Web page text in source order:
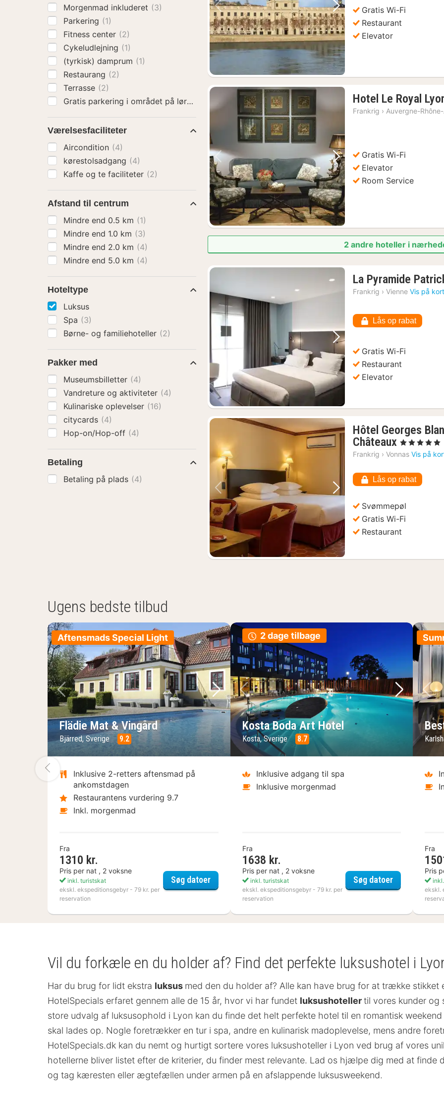
Forrige billede Næste billede
kr.
Gratis Wi-Fi
Restaurant
Elevator
Forrige billede Næste billede
Hotel Le Royal
Frankrig › Auvergne-
Gratis Wi-Fi
Elevator
Room Service
2 andre hoteller i
Forrige billede Næste billede
La Pyramide
Frankrig › Vienne Vis på kort
Lås op rabat
Gratis Wi-Fi
Restaurant
Elevator
Forrige billede Næste billede
Hôtel Georges
Châteaux 1
nat
2044
kr.
, 5 Stjerner
Frankrig › Vonnas Vis på
Lås op rabat
Svømmepøl
Gratis Wi-Fi
Restaurant
Morgenmad inkluderet (3)
Parkering (1)
Fitness center (2)
Cykeludlejning (1)
(tyrkisk) damprum (1)
Restaurang (2)
Terrasse (2)
Gratis parkering i området på lørdage og søndage (1)
Værelsesfaciliteter
Aircondition (4)
kørestolsadgang (4)
Kaffe og te faciliteter (2)
Afstand til centrum
Mindre end 0.5 km (1)
Mindre end 1.0 km (3)
Mindre end 2.0 km (4)
Mindre end 5.0 km (4)
Hoteltype
Luksus
Spa (3)
Børne- og familiehoteller (2)
Pakker med
Museumsbilletter (4)
Vandreture og aktiviteter (4)
Kulinariske oplevelser (16)
citycards (4)
Hop-on/Hop-off (4)
Betaling
Betaling på plads (4)
Ugens bedste tilbud
Aftensmads Special Light
Forrige billede
Næste billede
Flädie Mat & Vingård
Bjärred, Sverige 9.2
Inklusive 2-retters aftensmad på
ankomstdagen
Restaurantens vurdering 9.7
Inkl. morgenmad
Fra
1310 kr.
Pris per nat , 2 voksne
inkl. turistskat
ekskl. ekspeditionsgebyr - 79 kr. per
reservation
Søg datoerFlädie Mat & Vingård
2 dage tilbage
Forrige billede
Næste
Kosta Boda Art Hotel
Kosta, Sverige 8.7
Inklusive adgang til spa
Inklusive morgenmad
Fra
1638 kr.
Pris per nat , 2 voksne
inkl. turistskat
ekskl. ekspeditionsgebyr - 79 kr. per
reservation
Søg datoerKosta Boda
Fra
Pris
ekskl.
Forrige billede
Vil du forkæle en du holder af? Find det perfekte luksushotel i
Har du brug for lidt ekstra luksus med den du holder af? Alle kan have brug for at trække stikket
HotelSpecials erfaret gennem alle de 15 år, hvor vi har fundet luksushotellertil vores kunder og
store udvalg af luksusophold i Lyon kan du finde det helt perfekte hotel til en romantisk
skal lades op. Nogle foretrækker en tur i spa, andre en kulinarisk madoplevelse, mens andre
HotelSpecials.dk kan du nemt og hurtigt sortere vores luksushoteller i Lyon ved brug af vores
hotellerne bliver listet efter de kriterier, du finder mest relevante. Lad os hjælpe dig med at finde
og tag kæresten eller ægtefællen under armen på en afslappende luksusweekend.